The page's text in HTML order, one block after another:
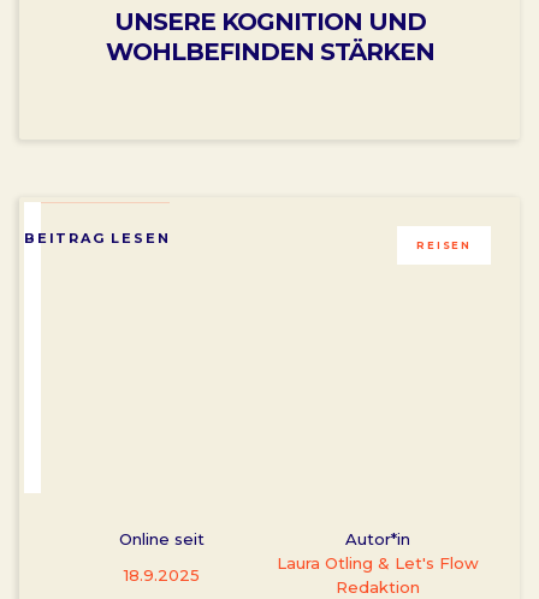
UNSERE KOGNITION UND
WOHLBEFINDEN STÄRKEN
REISEN
Online seit
18.9.2025
Autor*in
Laura Otling & Let's Flow
Redaktion
BEITRAG LESEN